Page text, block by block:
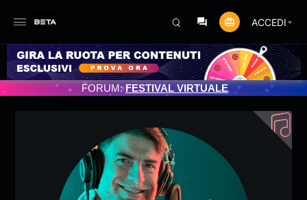
ACCEDI
PROGRAMMATO 3/07/2025
FORUM:FESTIVAL VIRTUALE